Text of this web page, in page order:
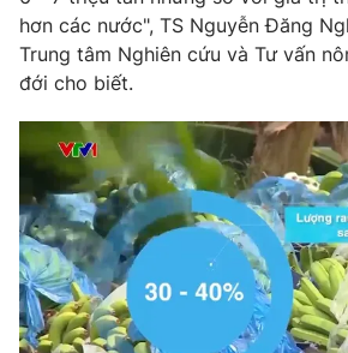
Video Shorts
VTV Money VTV
VTV Sức khoẻ Bất
Thị trường 24h Tấm
VTV4 Vươn
hơn các nước", TS Nguyễn Đăng
Trung tâm Nghiên cứu và Tư vấn
đới cho biết.